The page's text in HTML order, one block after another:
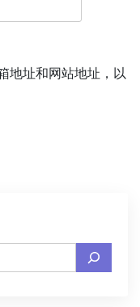
地址和网站地址，以